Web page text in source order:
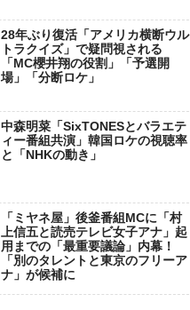
28年ぶり復活「アメリカ横断ウル
トラクイズ」で疑問視される
「MC櫻井翔の役割」「予選開
場」「分断ロケ」
中森明菜「SixTONESとバラエテ
ィー番組共演」韓国ロケの視聴率
と「NHKの動き」
「ミヤネ屋」後釜番組MCに「村
上信五と読売テレビ女子アナ」起
用までの「最重要議論」内幕！
「別のタレントと東京のフリーア
ナ」が候補に